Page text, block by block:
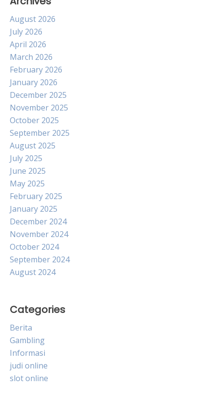
August 2026
July 2026
April 2026
March 2026
February 2026
January 2026
December 2025
November 2025
October 2025
September 2025
August 2025
July 2025
June 2025
May 2025
February 2025
January 2025
December 2024
November 2024
October 2024
September 2024
August 2024
Categories
Berita
Gambling
Informasi
judi online
slot online